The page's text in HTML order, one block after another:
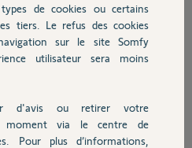
mini de mes véhicules" ? Dans
domotique.
de cookies ou certains
tiers. Le refus des cookies
sur le site Somfy
utilisateur sera moins
d'avis ou retirer votre
moment via le centre de
Pour plus d’informations,